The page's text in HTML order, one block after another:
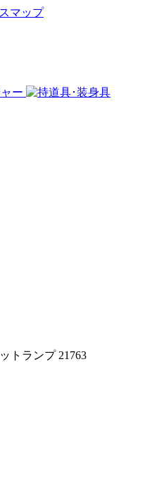
マップ
トランプ 21763